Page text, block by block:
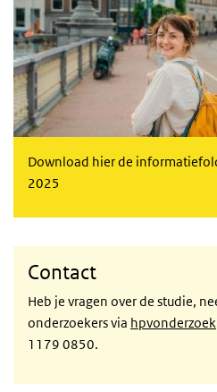
Download hier de
2025
Contact
Heb je vragen over de studie,
onderzoekers via
1179 0850.